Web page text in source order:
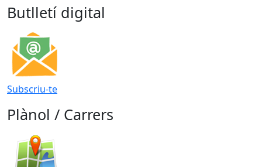
Butlletí digital
Subscriu-te
Plànol / Carrers